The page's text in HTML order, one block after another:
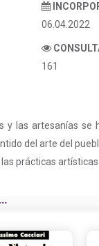
06.04.2022
161
y las artesanías
del arte del
prácticas